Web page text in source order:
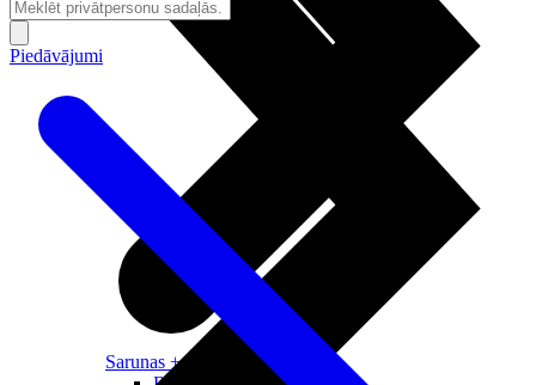
Sarunas + Internets
Piedāvājumi